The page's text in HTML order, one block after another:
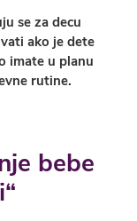
se za decu
ako je dete
imate u planu
rutine.
bebe